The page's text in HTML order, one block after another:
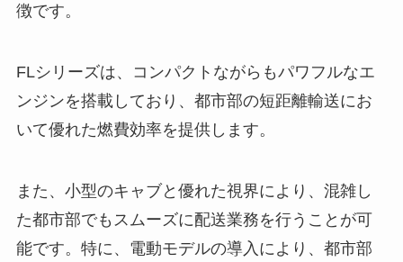
徴です。
FLシリーズは、コンパクトながらもパワフルなエ
ンジンを搭載しており、都市部の短距離輸送にお
いて優れた燃費効率を提供します。
また、小型のキャブと優れた視界により、混雑し
た都市部でもスムーズに配送業務を行うことが可
能です。特に、電動モデルの導入により、都市部